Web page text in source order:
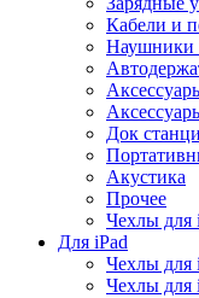
Кабели и
Наушники
Док
Акустика
Прочее
Чехлы для
Для iPad
Чехлы для
Чехлы для